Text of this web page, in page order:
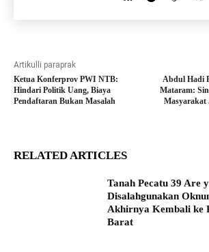
Artikulli paraprak
Ketua Konferprov PWI NTB:
Hindari Politik Uang, Biaya
Pendaftaran Bukan Masalah
Abdul Hadi
Mataram:
Masyarakat
RELATED ARTICLES
Tanah Pecatu 39 Are
Disalahgunakan
Akhirnya Kembali ke
Barat